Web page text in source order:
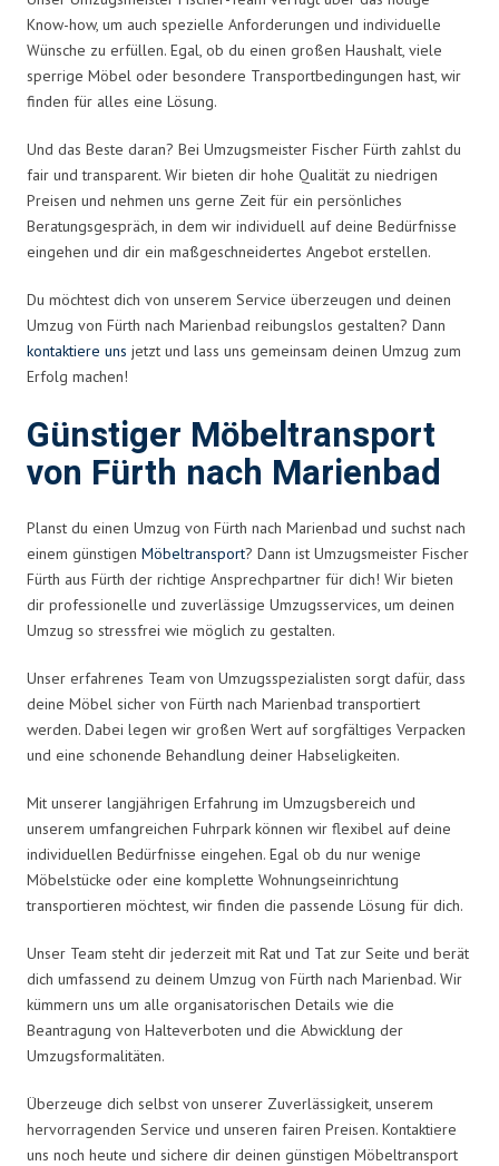
Know-how, um auch spezielle Anforderungen und individuelle
Wünsche zu erfüllen. Egal, ob du einen großen Haushalt, viele
sperrige Möbel oder besondere Transportbedingungen hast, wir
finden für alles eine Lösung.
Und das Beste daran? Bei Umzugsmeister Fischer Fürth zahlst du
fair und transparent. Wir bieten dir hohe Qualität zu niedrigen
Preisen und nehmen uns gerne Zeit für ein persönliches
Beratungsgespräch, in dem wir individuell auf deine Bedürfnisse
eingehen und dir ein maßgeschneidertes Angebot erstellen.
Du möchtest dich von unserem Service überzeugen und deinen
Umzug von Fürth nach Marienbad reibungslos gestalten? Dann
kontaktiere uns jetzt und lass uns gemeinsam deinen Umzug zum
Erfolg machen!
Günstiger Möbeltransport
von Fürth nach Marienbad
Planst du einen Umzug von Fürth nach Marienbad und suchst nach
einem günstigen Möbeltransport? Dann ist Umzugsmeister Fischer
Fürth aus Fürth der richtige Ansprechpartner für dich! Wir bieten
dir professionelle und zuverlässige Umzugsservices, um deinen
Umzug so stressfrei wie möglich zu gestalten.
Unser erfahrenes Team von Umzugsspezialisten sorgt dafür, dass
deine Möbel sicher von Fürth nach Marienbad transportiert
werden. Dabei legen wir großen Wert auf sorgfältiges Verpacken
und eine schonende Behandlung deiner Habseligkeiten.
Mit unserer langjährigen Erfahrung im Umzugsbereich und
unserem umfangreichen Fuhrpark können wir flexibel auf deine
individuellen Bedürfnisse eingehen. Egal ob du nur wenige
Möbelstücke oder eine komplette Wohnungseinrichtung
transportieren möchtest, wir finden die passende Lösung für dich.
Unser Team steht dir jederzeit mit Rat und Tat zur Seite und berät
dich umfassend zu deinem Umzug von Fürth nach Marienbad. Wir
kümmern uns um alle organisatorischen Details wie die
Beantragung von Halteverboten und die Abwicklung der
Umzugsformalitäten.
Überzeuge dich selbst von unserer Zuverlässigkeit, unserem
hervorragenden Service und unseren fairen Preisen. Kontaktiere
uns noch heute und sichere dir deinen günstigen Möbeltransport